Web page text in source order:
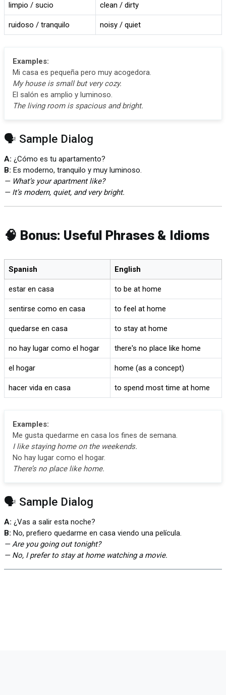
limpio / sucio clean / dirty
ruidoso / tranquilo noisy / quiet
Examples:
Mi casa es pequeña pero muy acogedora.
My house is small but very cozy.
El salón es amplio y luminoso.
The living room is spacious and bright.
🗣️ Sample Dialog
A: ¿Cómo es tu apartamento?
B: Es moderno, tranquilo y muy luminoso.
— What’s your apartment like?
— It’s modern, quiet, and very bright.
🧠 Bonus: Useful Phrases & Idioms
Spanish English
estar en casa to be at home
sentirse como en casa to feel at home
quedarse en casa to stay at home
no hay lugar como el hogar there's no place like home
el hogar home (as a concept)
hacer vida en casa to spend most time at home
Examples:
Me gusta quedarme en casa los fines de semana.
I like staying home on the weekends.
No hay lugar como el hogar.
There’s no place like home.
🗣️ Sample Dialog
A: ¿Vas a salir esta noche?
B: No, prefiero quedarme en casa viendo una película.
— Are you going out tonight?
— No, I prefer to stay at home watching a movie.